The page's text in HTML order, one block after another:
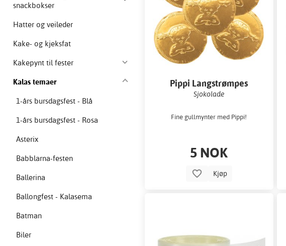
snackbokser
Hatter og veileder
Kake- og kjeksfat
Kakepynt til fester
Kalas temaer
1-års bursdagsfest - Blå
1-års bursdagsfest - Rosa
Asterix
Babblarna-festen
Ballerina
Ballongfest - Kalasema
Batman
Biler
Pippi Langstrømpes
gullmynter
Sjokolade
Fine gullmynter med Pippi!
5 NOK
Kjøp